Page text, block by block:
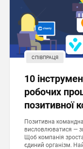
СПІВПРАЦЯ
10
робочих
позитивної
Позитивна
висловлюватися —
Щоб компанія
єдиний організм.